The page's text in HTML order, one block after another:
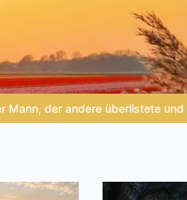
erlebte LEBENDIGES